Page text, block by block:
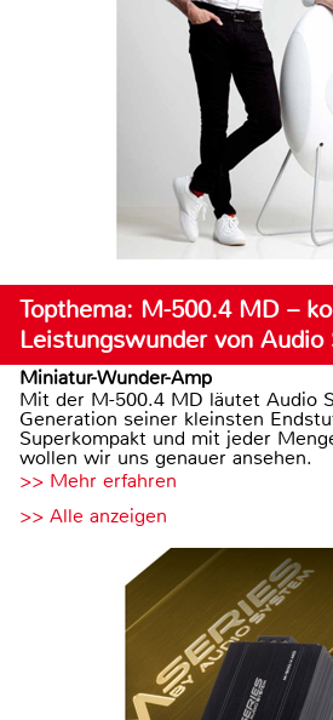
Topthema: M-500.4 MD –
Leistungswunder von Audio
Miniatur-Wunder-Amp
Mit der M-500.4 MD läutet Audio
Generation seiner kleinsten
Superkompakt und mit jeder
wollen wir uns genauer ansehen.
>> Mehr erfahren
>> Alle anzeigen